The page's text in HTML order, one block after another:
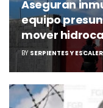
Aseguran
equipo
mover
BY SERPIENTES Y